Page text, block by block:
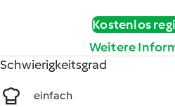
Kostenlos
Weitere
Schwierigkeitsgrad
einfach